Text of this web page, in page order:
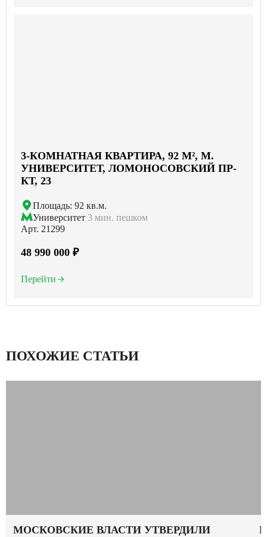
3-КОМНАТНАЯ КВАРТИРА, 92 М², М.
УНИВЕРСИТЕТ, ЛОМОНОСОВСКИЙ ПР-
КТ, 23
Площадь: 92 кв.м.
Университет 3 мин. пешком
Арт. 21299
48 990 000 ₽
Перейти
ПОХОЖИЕ СТАТЬИ
МОСКОВСКИЕ ВЛАСТИ УТВЕРДИЛИ